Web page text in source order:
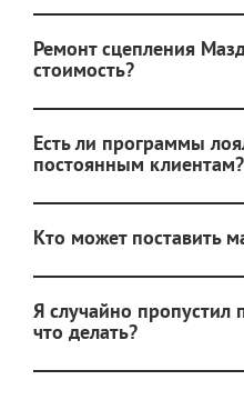
Ремонт сцепления
стоимость?
Есть ли программы
постоянным клиентам?
Кто может поставить
Я случайно пропустил
что делать?